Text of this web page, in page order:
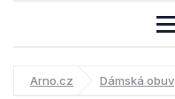
Arno.cz Dámská obuv